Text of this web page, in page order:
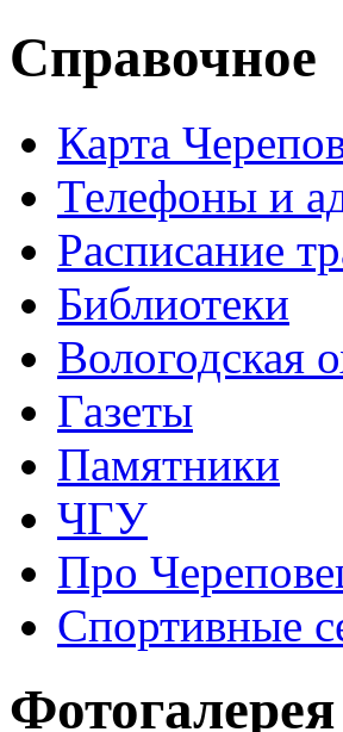
Справочное
Карта
Телефоны и
Расписание
Библиотеки
Вологодская
Газеты
Памятники
ЧГУ
Про
Спортивные
Фотогалерея